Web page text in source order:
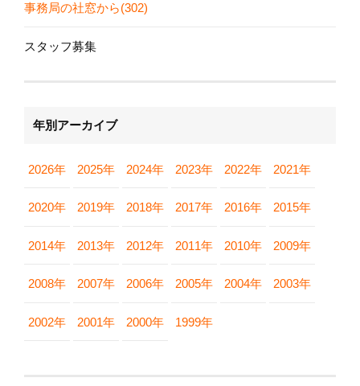
事務局の社窓から(302)
スタッフ募集
年別アーカイブ
2026年 2025年 2024年 2023年 2022年 2021年
2020年 2019年 2018年 2017年 2016年 2015年
2014年 2013年 2012年 2011年 2010年 2009年
2008年 2007年 2006年 2005年 2004年 2003年
2002年 2001年 2000年 1999年